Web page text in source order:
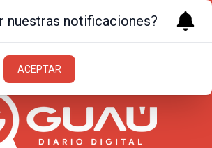
20.5ºc | Formosa
nuestras notificaciones?
ACEPTAR